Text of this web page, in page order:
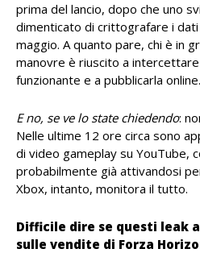
prima del lancio, dopo che uno
dimenticato di crittografare i
maggio. A quanto pare, chi è in
manovre è riuscito a
funzionante e a pubblicarla online.
E no, se ve lo state chiedendo:
Nelle ultime 12 ore circa sono
di video gameplay su YouTube,
probabilmente già attivandosi
Xbox, intanto, monitora il tutto.
Difficile dire se questi leak
sulle vendite di Forza